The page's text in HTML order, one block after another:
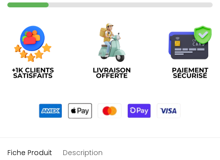
Fiche Produit Description